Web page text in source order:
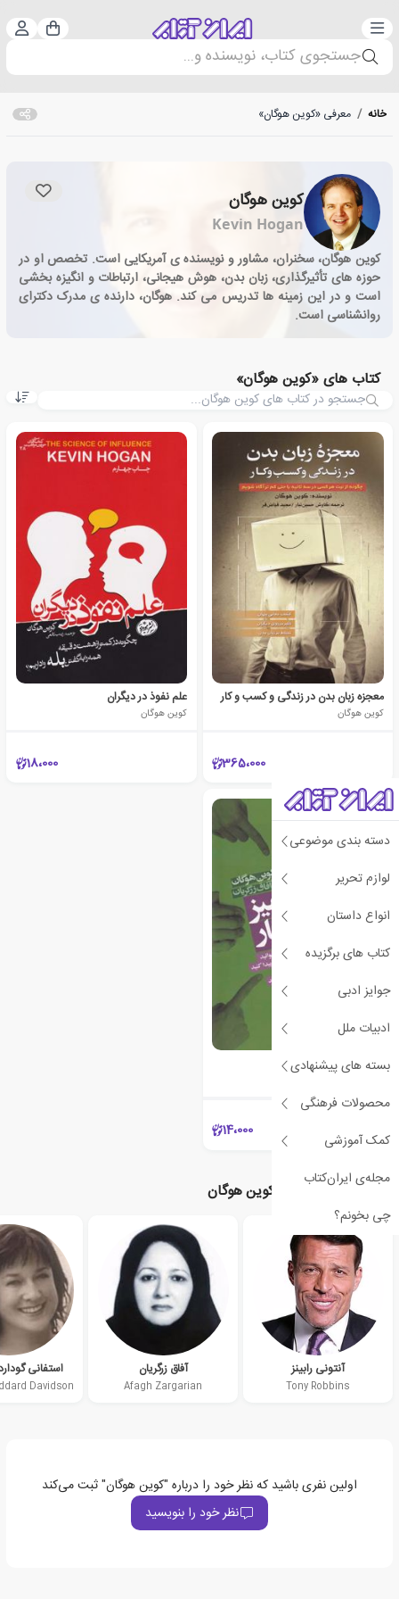
دسته‌بندی سبد
جستجوی کتاب، نویسنده و...
دسته بندی موضوعی
لوازم تحریر
انواع داستان
کتاب های برگزیده
جوایز ادبی
ادبیات ملل
بسته های پیشنهادی
محصولات فرهنگی
کمک آموزشی
مجله‌ی ایران‌کتاب
چی بخونم؟
خانه / معرفی «کوین هوگان»
کوین هوگان
Kevin Hogan
کوین هوگان، سخنران، مشاور و نویسنده ی آمریکایی است. تخصص او در
حوزه های تأثیرگذاری، زبان بدن، هوش هیجانی، ارتباطات و انگیزه بخشی
است و در این زمینه ها تدریس می کند. هوگان، دارنده ی مدرک دکترای
روانشناسی است.
کتاب های «کوین هوگان»
معجزه زبان بدن در زندگی و کسب و کار
کوین هوگان
365،000
علم نفوذ در دیگران
کوین هوگان
18،000
زبان اسرارآمیز کسب و کار
14،000
نویسندگان مرتبط با کوین هوگان
آنتونی رابینز
Tony Robbins
آفاق زرگریان
Afagh Zargarian
استفانی
اولین نفری باشید که نظر خود را درباره "کوین هوگان" ثبت می‌کند
نظر خود را بنویسید